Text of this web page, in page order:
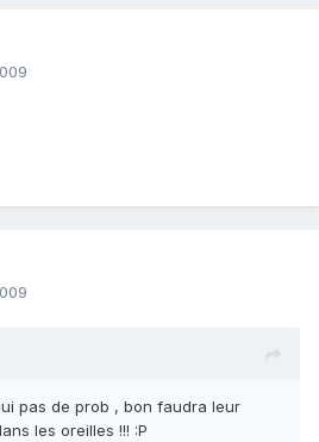
pas de prob , bon faudra leur
les oreilles !!! :P